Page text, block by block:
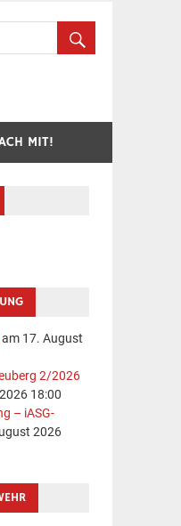
MIT!
am 17. August
2/2026
18:00
– iASG-
2026